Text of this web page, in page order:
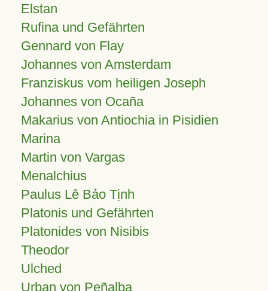
Elstan
Rufina und Gefährten
Gennard von Flay
Johannes von Amsterdam
Franziskus vom heiligen Joseph
Johannes von Ocaña
Makarius von Antiochia in Pisidien
Marina
Martin von Vargas
Menalchius
Paulus Lê Bảo Tịnh
Platonis und Gefährten
Platonides von Nisibis
Theodor
Ulched
Urban von Peñalba